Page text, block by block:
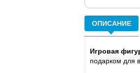
ОПИСАНИЕ
Игровая
подарком для